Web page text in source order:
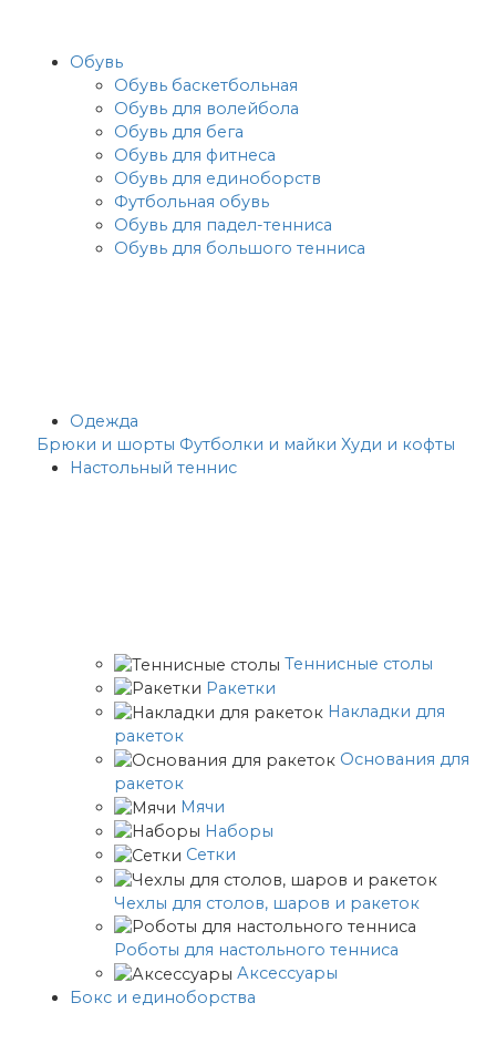
Обувь
Обувь баскетбольная
Обувь для волейбола
Обувь для бега
Обувь для фитнеса
Обувь для единоборств
Футбольная обувь
Обувь для падел-тенниса
Обувь для большого тенниса
Одежда
Брюки и шорты Футболки и майки Худи и кофты
Настольный теннис
Теннисные столы
Ракетки
Накладки для
ракеток
Основания для
ракеток
Мячи
Наборы
Сетки
Чехлы для столов, шаров и ракеток
Роботы для настольного тенниса
Аксессуары
Бокс и единоборства